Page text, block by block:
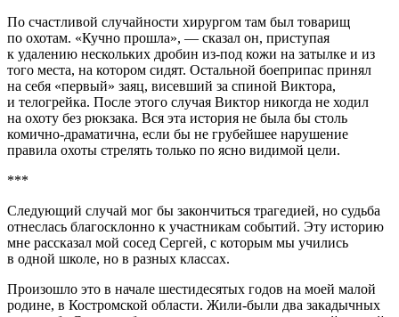
По счастливой случайности хирургом там был товарищ
по охотам. «Кучно прошла», — сказал он, приступая
к удалению нескольких дробин из-под кожи на затылке и из
того места, на котором сидят. Остальной боеприпас принял
на себя «первый» заяц, висевший за спиной Виктора,
и телогрейка. После этого случая Виктор никогда не ходил
на охоту без рюкзака. Вся эта история не была бы столь
комично-драматична, если бы не грубейшее нарушение
правила охоты стрелять только по ясно видимой цели.
***
Следующий случай мог бы закончиться трагедией, но судьба
отнеслась благосклонно к участникам событий. Эту историю
мне рассказал мой сосед Сергей, с которым мы учились
в одной школе, но в разных классах.
Произошло это в начале шестидесятых годов на моей малой
родине, в Костромской области. Жили-были два закадычных